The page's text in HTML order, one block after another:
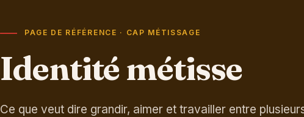
PAGE DE RÉFÉRENCE · CAP MÉTISSAGE
Identité métisse
Ce que veut dire grandir, aimer et travailler entre